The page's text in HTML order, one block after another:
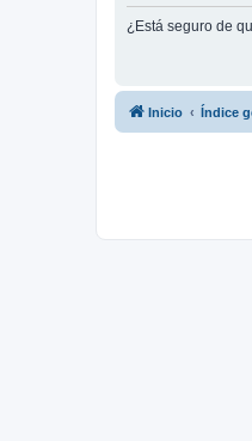
¿Está seguro de
Inicio Índice